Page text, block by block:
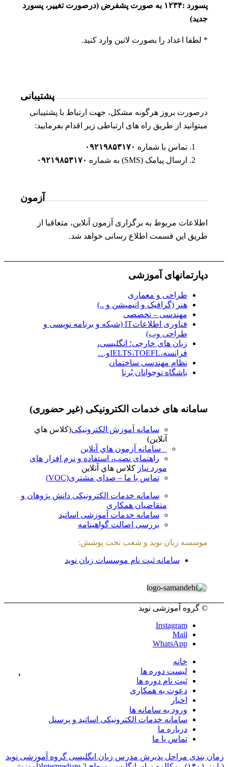
پسورد :۱۲۳۴ به صورت پشفرض (درصورت تغییر، پسورد
جدید)
* لطفا اعداد را بصورت لاتین وارد کنید.
پشتیبانی
درصورت بروز هرگونه مشکل، جهت ارتباط با پشتیبانی
میتوانید از طریق راه های ارتباطی زیر اقدام بفرمایید:
تماس با شماره ۰۹۲۱۹۸۵۳۱۷۰
ارسال پیامک (SMS) به شماره
۰۹۲۱۹۸۵۳۱۷۰
آزمون
اطلاعات مربوط به برگزاری آزمون آنلاین، متعاقبا از
طریق این قسمت اطلاع رسانی خواهد شد.
دپارتمانهای آموزشی
طراحی و معماری
هنر (گرافیک و انیمیشن و ..)
مهندسی – تخصصی
فناوری اطلاعاتIT (شبکه و برنامه نویسی و
طراحی وب)
زبان های خارجی؛ انگلیسی،
فرانسه،IELTS،TOEFLو…
نظام مهندسی ساختمان
باشگاه نوجوانان بُرنا
سامانه های خدمات الکترونیکی (غیر حضوری)
سامانه آموزش الکترونیکی(کلاس هاي
آنلاين)
سامانه آزمون هاي آنلاين
راهنمای نصب، استفاده و نرم افزار های
مورد نیاز کلاس هاي آنلاين
تماس با ما – صدای مشتری(VOC)
سامانه خدمات الکترونیکی دانش پژوهان و
متقاضیان همکاری
سامانه خدمات آموزشی اساتید
بررسی اصالت گواهینامه
موسسه زبان نوید و شعب تحت پوشش:
سامانه ثبت نام موسسات زبان نوید
© گروه آموزشی نوید
Instagram
Mail
WhatsApp
خانه
لیست دوره ها
ثبت نام دوره ها
دعوت به همکاری
اخبار
ورود به سامانه ها
سامانه خدمات الکترونیکی اساتید و پرسنل
درباره ما
تماس با ما
زمان بندی مراحل پذیرش مدرس زبان انگلیسی گروه آموزشی نوید